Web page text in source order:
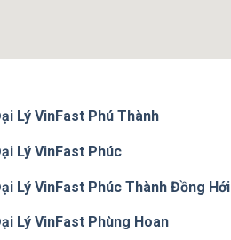
Lý VinFast Phú Thành
Lý VinFast Phúc
Lý VinFast Phúc Thành Đồng Hới
Lý VinFast Phùng Hoan